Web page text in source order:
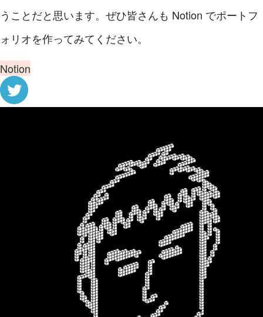
うことだと思います。ぜひ皆さんも Notion でポートフ
ォリオを作ってみてください。
Notion